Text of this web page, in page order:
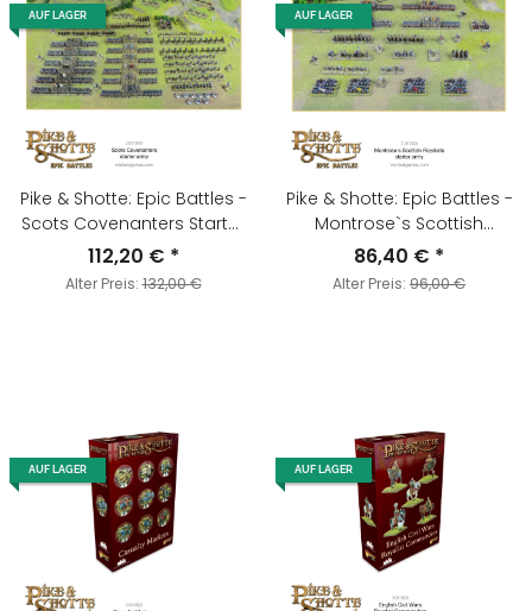
AUF LAGER
Pike & Shotte: Epic Battles -
Scots Covenanters Starter
Army
112,20 € *
Alter Preis:132,00 €
AUF LAGER
Pike & Shotte: Epic Battles -
Montrose`s Scottish
Royalists Starter Army
86,40 € *
Alter Preis: 96,00 €
AUF LAGER AUF LAGER